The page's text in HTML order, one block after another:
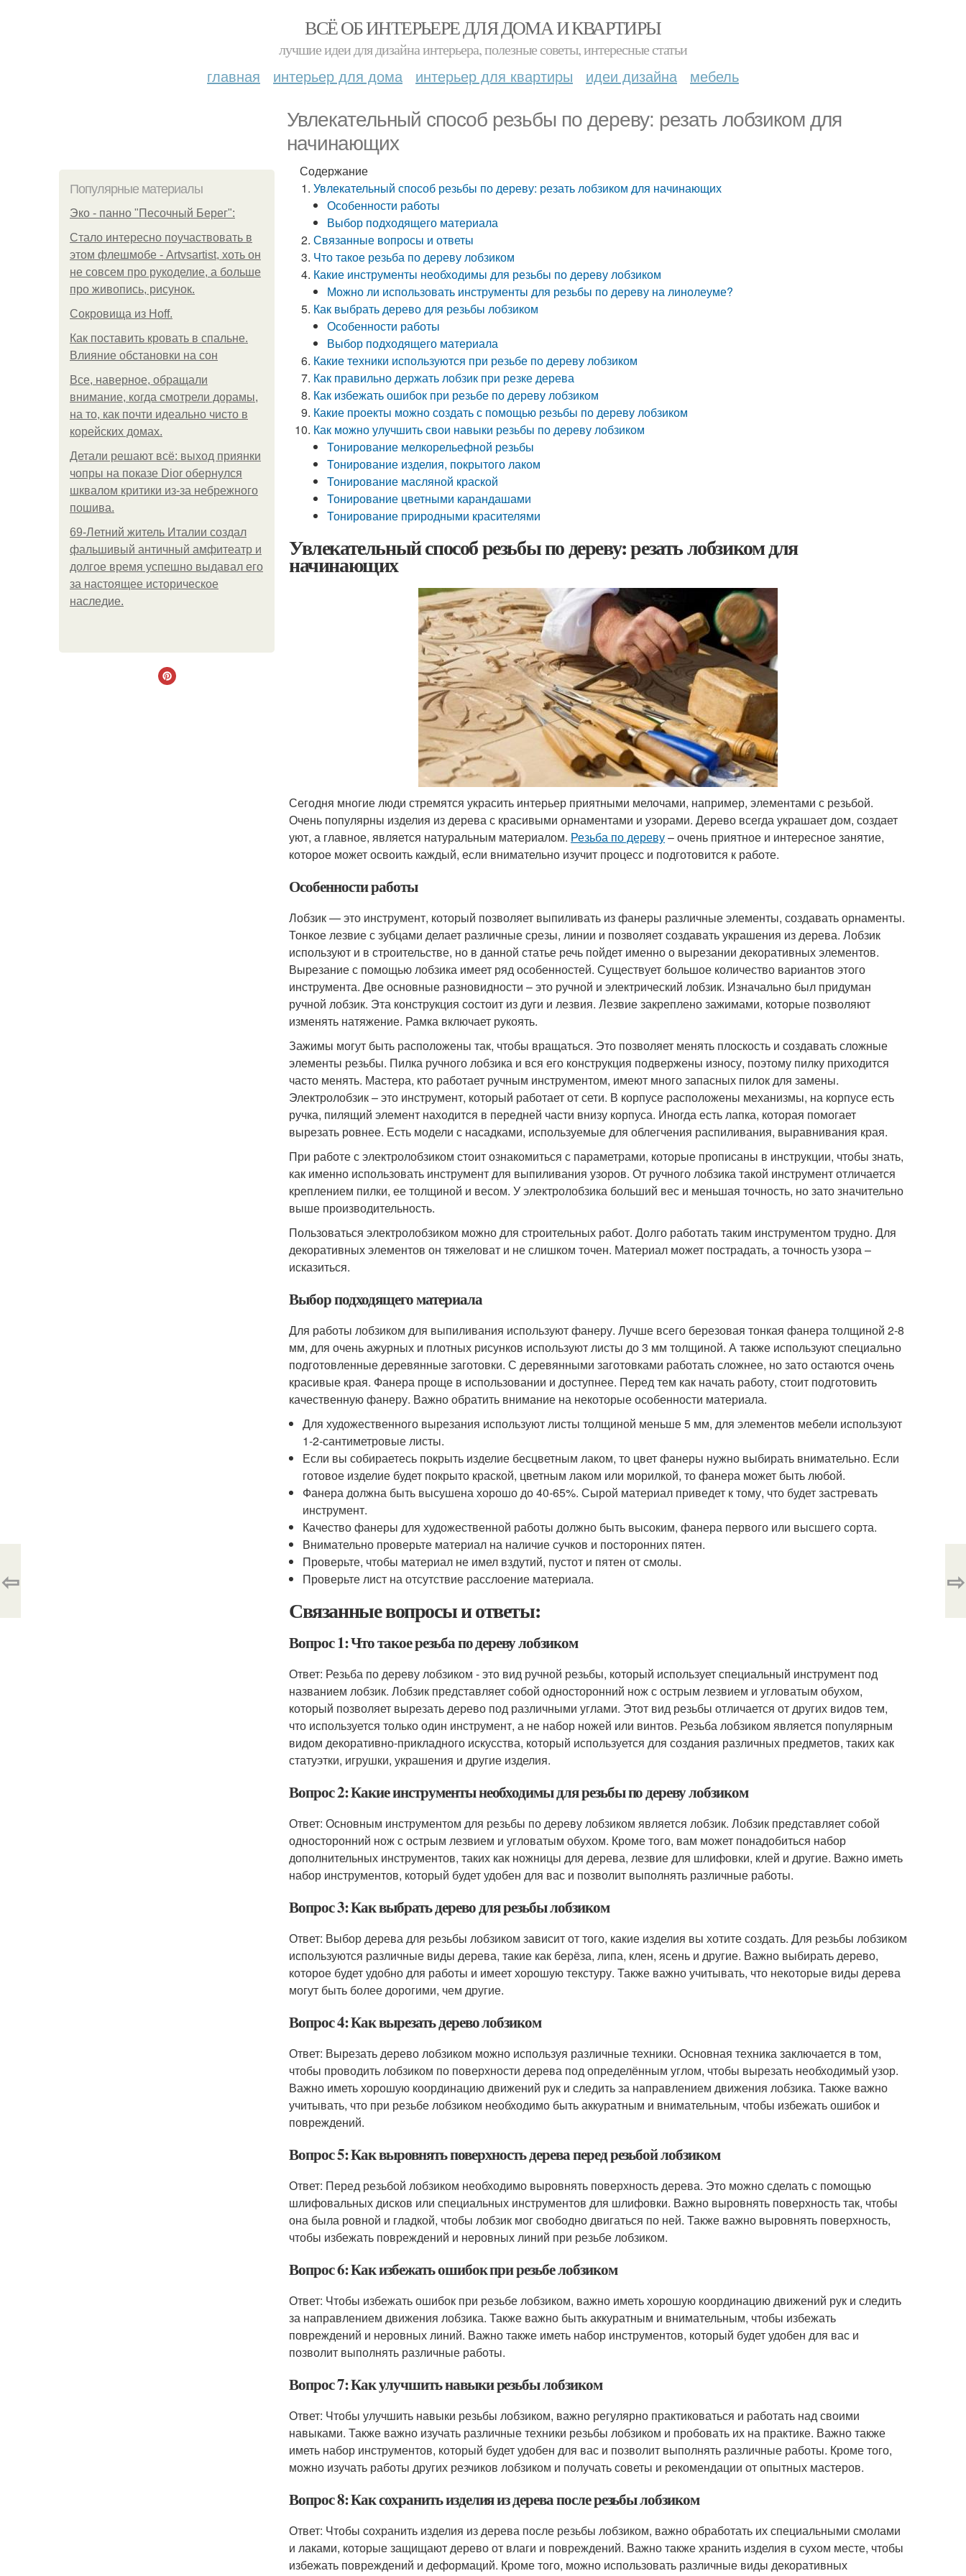
ВСЁ ОБ ИНТЕРЬЕРЕ ДЛЯ ДОМА И КВАРТИРЫ
лучшие идеи для дизайна интерьера, полезные советы, интересные статьи
главная интерьер для дома интерьер для квартиры идеи дизайна мебель
Увлекательный способ резьбы по дереву: резать лобзиком для
начинающих
Популярные материалы
Эко - панно "Песочный Берег":
Стало интересно поучаствовать в
этом флешмобе - Artvsartist, хоть он
не совсем про рукоделие, а больше
про живопись, рисунок.
Сокровища из Hoff.
Как поставить кровать в спальне.
Влияние обстановки на сон
Все, наверное, обращали
внимание, когда смотрели дорамы,
на то, как почти идеально чисто в
корейских домах.
Детали решают всё: выход приянки
чопры на показе Dior обернулся
шквалом критики из-за небрежного
пошива.
69-Летний житель Италии создал
фальшивый античный амфитеатр и
долгое время успешно выдавал его
за настоящее историческое
наследие.
Содержание
Увлекательный способ резьбы по дереву: резать лобзиком для начинающих
Особенности работы
Выбор подходящего материала
Связанные вопросы и ответы
Что такое резьба по дереву лобзиком
Какие инструменты необходимы для резьбы по дереву лобзиком
Можно ли использовать инструменты для резьбы по дереву на линолеуме?
Как выбрать дерево для резьбы лобзиком
Особенности работы
Выбор подходящего материала
Какие техники используются при резьбе по дереву лобзиком
Как правильно держать лобзик при резке дерева
Как избежать ошибок при резьбе по дереву лобзиком
Какие проекты можно создать с помощью резьбы по дереву лобзиком
Как можно улучшить свои навыки резьбы по дереву лобзиком
Тонирование мелкорельефной резьбы
Тонирование изделия, покрытого лаком
Тонирование масляной краской
Тонирование цветными карандашами
Тонирование природными красителями
Увлекательный способ резьбы по дереву: резать лобзиком для
начинающих
Сегодня многие люди стремятся украсить интерьер приятными мелочами, например, элементами с резьбой.
Очень популярны изделия из дерева с красивыми орнаментами и узорами. Дерево всегда украшает дом, создает
уют, а главное, является натуральным материалом. Резьба по дереву– очень приятное и интересное занятие,
которое может освоить каждый, если внимательно изучит процесс и подготовится к работе.
Особенности работы
Лобзик — это инструмент, который позволяет выпиливать из фанеры различные элементы, создавать орнаменты.
Тонкое лезвие с зубцами делает различные срезы, линии и позволяет создавать украшения из дерева. Лобзик
используют и в строительстве, но в данной статье речь пойдет именно о вырезании декоративных элементов.
Вырезание с помощью лобзика имеет ряд особенностей. Существует большое количество вариантов этого
инструмента. Две основные разновидности – это ручной и электрический лобзик. Изначально был придуман
ручной лобзик. Эта конструкция состоит из дуги и лезвия. Лезвие закреплено зажимами, которые позволяют
изменять натяжение. Рамка включает рукоять.
Зажимы могут быть расположены так, чтобы вращаться. Это позволяет менять плоскость и создавать сложные
элементы резьбы. Пилка ручного лобзика и вся его конструкция подвержены износу, поэтому пилку приходится
часто менять. Мастера, кто работает ручным инструментом, имеют много запасных пилок для замены.
Электролобзик – это инструмент, который работает от сети. В корпусе расположены механизмы, на корпусе есть
ручка, пилящий элемент находится в передней части внизу корпуса. Иногда есть лапка, которая помогает
вырезать ровнее. Есть модели с насадками, используемые для облегчения распиливания, выравнивания края.
При работе с электролобзиком стоит ознакомиться с параметрами, которые прописаны в инструкции, чтобы знать,
как именно использовать инструмент для выпиливания узоров. От ручного лобзика такой инструмент отличается
креплением пилки, ее толщиной и весом. У электролобзика больший вес и меньшая точность, но зато значительно
выше производительность.
Пользоваться электролобзиком можно для строительных работ. Долго работать таким инструментом трудно. Для
декоративных элементов он тяжеловат и не слишком точен. Материал может пострадать, а точность узора –
исказиться.
Выбор подходящего материала
Для работы лобзиком для выпиливания используют фанеру. Лучше всего березовая тонкая фанера толщиной 2-8
мм, для очень ажурных и плотных рисунков используют листы до 3 мм толщиной. А также используют специально
подготовленные деревянные заготовки. С деревянными заготовками работать сложнее, но зато остаются очень
красивые края. Фанера проще в использовании и доступнее. Перед тем как начать работу, стоит подготовить
качественную фанеру. Важно обратить внимание на некоторые особенности материала.
Для художественного вырезания используют листы толщиной меньше 5 мм, для элементов мебели используют
1-2-сантиметровые листы.
Если вы собираетесь покрыть изделие бесцветным лаком, то цвет фанеры нужно выбирать внимательно. Если
готовое изделие будет покрыто краской, цветным лаком или морилкой, то фанера может быть любой.
Фанера должна быть высушена хорошо до 40-65%. Сырой материал приведет к тому, что будет застревать
инструмент.
Качество фанеры для художественной работы должно быть высоким, фанера первого или высшего сорта.
Внимательно проверьте материал на наличие сучков и посторонних пятен.
Проверьте, чтобы материал не имел вздутий, пустот и пятен от смолы.
Проверьте лист на отсутствие расслоение материала.
Связанные вопросы и ответы:
Вопрос 1: Что такое резьба по дереву лобзиком
Ответ: Резьба по дереву лобзиком - это вид ручной резьбы, который использует специальный инструмент под
названием лобзик. Лобзик представляет собой односторонний нож с острым лезвием и угловатым обухом,
который позволяет вырезать дерево под различными углами. Этот вид резьбы отличается от других видов тем,
что используется только один инструмент, а не набор ножей или винтов. Резьба лобзиком является популярным
видом декоративно-прикладного искусства, который используется для создания различных предметов, таких как
статуэтки, игрушки, украшения и другие изделия.
Вопрос 2: Какие инструменты необходимы для резьбы по дереву лобзиком
Ответ: Основным инструментом для резьбы по дереву лобзиком является лобзик. Лобзик представляет собой
односторонний нож с острым лезвием и угловатым обухом. Кроме того, вам может понадобиться набор
дополнительных инструментов, таких как ножницы для дерева, лезвие для шлифовки, клей и другие. Важно иметь
набор инструментов, который будет удобен для вас и позволит выполнять различные работы.
Вопрос 3: Как выбрать дерево для резьбы лобзиком
Ответ: Выбор дерева для резьбы лобзиком зависит от того, какие изделия вы хотите создать. Для резьбы лобзиком
используются различные виды дерева, такие как берёза, липа, клен, ясень и другие. Важно выбирать дерево,
которое будет удобно для работы и имеет хорошую текстуру. Также важно учитывать, что некоторые виды дерева
могут быть более дорогими, чем другие.
Вопрос 4: Как вырезать дерево лобзиком
Ответ: Вырезать дерево лобзиком можно используя различные техники. Основная техника заключается в том,
чтобы проводить лобзиком по поверхности дерева под определённым углом, чтобы вырезать необходимый узор.
Важно иметь хорошую координацию движений рук и следить за направлением движения лобзика. Также важно
учитывать, что при резьбе лобзиком необходимо быть аккуратным и внимательным, чтобы избежать ошибок и
повреждений.
Вопрос 5: Как выровнять поверхность дерева перед резьбой лобзиком
Ответ: Перед резьбой лобзиком необходимо выровнять поверхность дерева. Это можно сделать с помощью
шлифовальных дисков или специальных инструментов для шлифовки. Важно выровнять поверхность так, чтобы
она была ровной и гладкой, чтобы лобзик мог свободно двигаться по ней. Также важно выровнять поверхность,
чтобы избежать повреждений и неровных линий при резьбе лобзиком.
Вопрос 6: Как избежать ошибок при резьбе лобзиком
Ответ: Чтобы избежать ошибок при резьбе лобзиком, важно иметь хорошую координацию движений рук и следить
за направлением движения лобзика. Также важно быть аккуратным и внимательным, чтобы избежать
повреждений и неровных линий. Важно также иметь набор инструментов, который будет удобен для вас и
позволит выполнять различные работы.
Вопрос 7: Как улучшить навыки резьбы лобзиком
Ответ: Чтобы улучшить навыки резьбы лобзиком, важно регулярно практиковаться и работать над своими
навыками. Также важно изучать различные техники резьбы лобзиком и пробовать их на практике. Важно также
иметь набор инструментов, который будет удобен для вас и позволит выполнять различные работы. Кроме того,
можно изучать работы других резчиков лобзиком и получать советы и рекомендации от опытных мастеров.
Вопрос 8: Как сохранить изделия из дерева после резьбы лобзиком
Ответ: Чтобы сохранить изделия из дерева после резьбы лобзиком, важно обработать их специальными смолами
и лаками, которые защищают дерево от влаги и повреждений. Важно также хранить изделия в сухом месте, чтобы
избежать повреждений и деформаций. Кроме того, можно использовать различные виды декоративных
⇦ ⇨